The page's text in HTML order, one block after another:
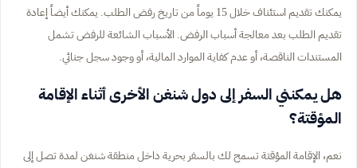
يمكنك تقديم استئناف خلال 15 يوماً من تاريخ رفض الطلب. يمكنك أيضاً إعادة
تقديم الطلب بعد معالجة أسباب الرفض. الأسباب الشائعة للرفض تشمل
المستندات الناقصة، أو عدم كفاية الموارد المالية، أو وجود سجل جنائي.
هل يمكنني السفر إلى دول شنغن الأخرى أثناء الإقامة
المؤقتة؟
نعم، الإقامة المؤقتة تسمح لك بالسفر بحرية داخل منطقة شنغن لمدة تصل إلى